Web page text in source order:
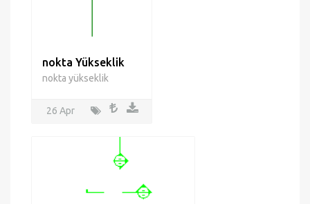
nokta Yükseklik
nokta yükseklik
26 Apr